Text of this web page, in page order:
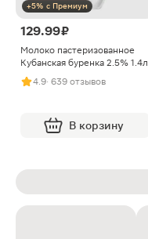
+5% с Премиум
129.99 ₽
Молоко пастеризованное
Кубанская буренка 2.5% 1.4л
4.9· 639 отзывов
В корзину